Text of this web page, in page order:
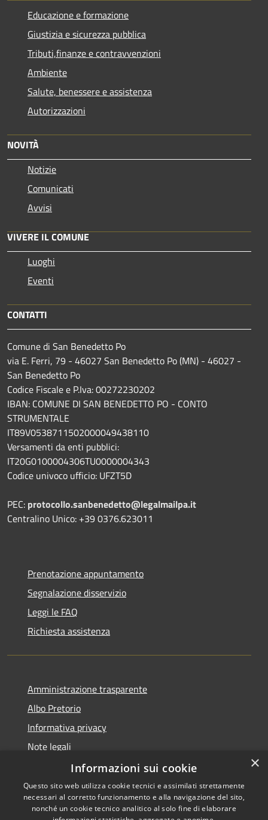
Educazione e formazione
Giustizia e sicurezza pubblica
Tributi,finanze e contravvenzioni
Ambiente
Salute, benessere e assistenza
Autorizzazioni
NOVITÀ
Notizie
Comunicati
Avvisi
VIVERE IL COMUNE
Luoghi
Eventi
CONTATTI
Comune di San Benedetto Po
via E. Ferri, 79 - 46027 San Benedetto Po (MN) - 46027 -
San Benedetto Po
Codice Fiscale e P.Iva: 00272230202
IBAN: COMUNE DI SAN BENEDETTO PO - CONTO
STRUMENTALE
IT89V0538711502000049438110
Versamenti da enti pubblici:
IT20G0100004306TU0000004343
Codice univoco ufficio: UFZT5D
PEC: protocollo.sanbenedetto@legalmailpa.it
Centralino Unico: +39 0376.623011
Prenotazione appuntamento
Segnalazione disservizio
Leggi le FAQ
Richiesta assistenza
Amministrazione trasparente
Albo Pretorio
Informativa privacy
Note legali
Dichiarazione di accessibilità
×
Informazioni sui cookie
Questo sito web utilizza cookie tecnici e assimilati strettamente
necessari al corretto funzionamento e alla navigazione del sito,
nonché un cookie tecnico analitico al solo fine di elaborare